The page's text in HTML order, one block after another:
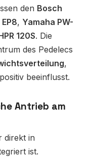
den Bosch
, Yamaha PW-
120S. Die
des Pedelecs
,
beeinflusst.
Antrieb am
direkt in
ist.